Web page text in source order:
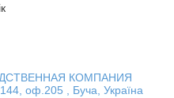
КОМПАНИЯ
оф.205 , Буча, Україна